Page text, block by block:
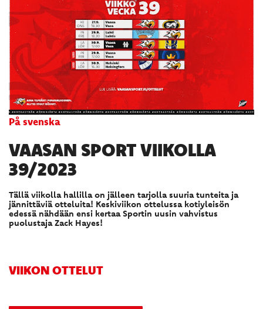
På svenska
VAASAN SPORT VIIKOLLA
39/2023
Tällä viikolla hallilla on jälleen tarjolla suuria tunteita ja
jännittäviä otteluita! Keskiviikon ottelussa kotiyleisön
edessä nähdään ensi kertaa Sportin uusin vahvistus
puolustaja Zack Hayes!
VIIKON OTTELUT